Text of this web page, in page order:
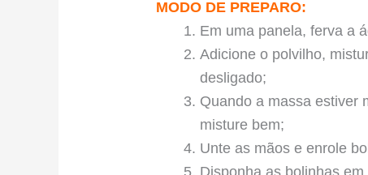
MODO DE PREPARO:
Em uma panela, ferva a
Adicione o polvilho,
desligado;
Quando a massa estiver
misture bem;
Unte as mãos e enrole